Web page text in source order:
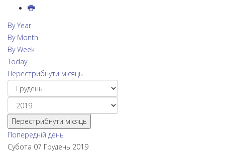
By Year
By Month
By Week
Today
Перестрибнути місяць
Перестрибнути місяць
Попередній день
Субота 07 Грудень 2019